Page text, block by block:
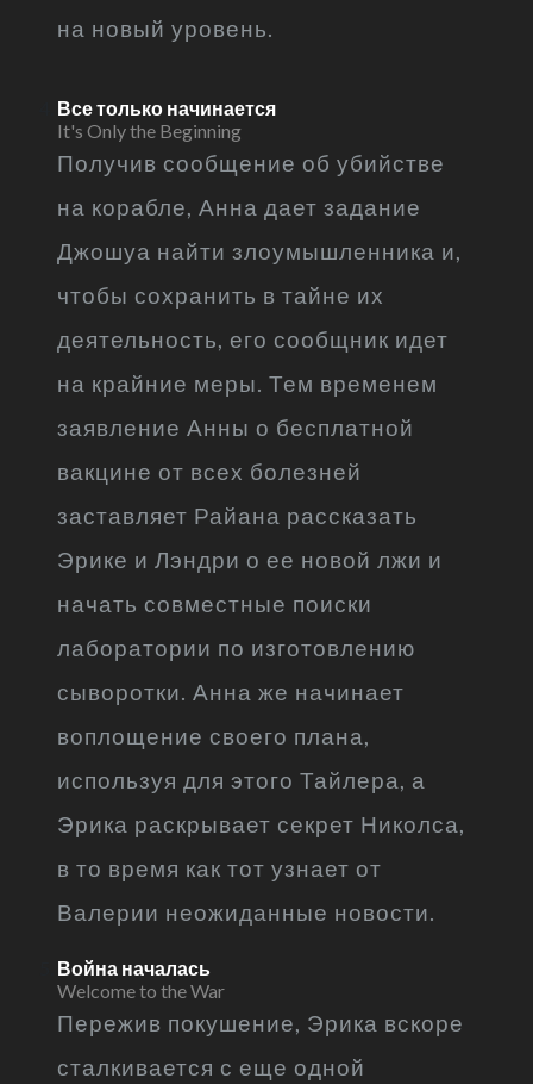
на новый уровень.
Все только начинается
It's Only the Beginning
Получив сообщение об убийстве
на корабле, Анна дает задание
Джошуа найти злоумышленника и,
чтобы сохранить в тайне их
деятельность, его сообщник идет
на крайние меры. Тем временем
заявление Анны о бесплатной
вакцине от всех болезней
заставляет Райана рассказать
Эрике и Лэндри о ее новой лжи и
начать совместные поиски
лаборатории по изготовлению
сыворотки. Анна же начинает
воплощение своего плана,
используя для этого Тайлера, а
Эрика раскрывает секрет Николса,
в то время как тот узнает от
Валерии неожиданные новости.
Война началась
Welcome to the War
Пережив покушение, Эрика вскоре
сталкивается с еще одной